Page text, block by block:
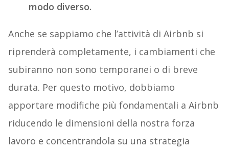
modo diverso.
Anche se sappiamo che l’attività di Airbnb si
riprenderà completamente, i cambiamenti che
subiranno non sono temporanei o di breve
durata. Per questo motivo, dobbiamo
apportare modifiche più fondamentali a Airbnb
riducendo le dimensioni della nostra forza
lavoro e concentrandola su una strategia